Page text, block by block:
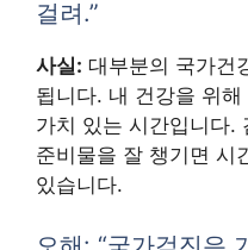
걸려.”
사실: 대부분의 국가건
됩니다. 내 건강을 위
가치 있는 시간입니다.
준비물을 잘 챙기면 시
있습니다.